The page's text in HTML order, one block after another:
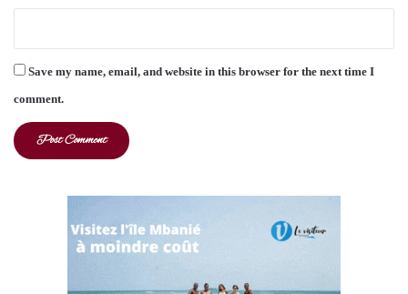
Save my name, email, and website in this browser for the next time I
comment.